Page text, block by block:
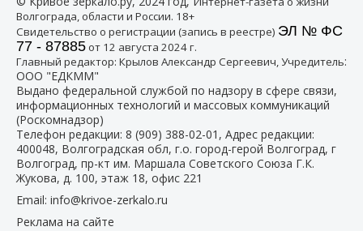
Волгограда, области и России. 18+
Свидетельство о регистрации (запись в реестре) ЭЛ № ФС
77 - 87885от 12 августа 2024 г.
Главный редактор: Крылов Александр Сергеевич, Учредитель:
ООО "ЕДКММ"
Выдано федеральной службой по надзору в сфере связи,
информационных технологий и массовых коммуникаций
(Роскомнадзор)
Телефон редакции: 8 (909) 388-02-01 , Адрес редакции:
400048, Волгоградская обл, г.о. город-герой Волгоград, г
Волгоград, пр-кт им. Маршала Советского Союза Г.К.
Жукова, д. 100, этаж 18, офис 221
Email: info@krivoe-zerkalo.ru
Реклама на сайте